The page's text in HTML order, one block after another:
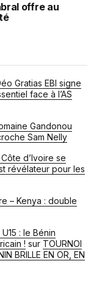
offre au
Gratias EBI signe
face à l’AS
Gandonou
Sam Nelly
d’Ivoire se
révélateur pour les
– Kenya : double
: le Bénin
! sur TOURNOI
BRILLE EN OR, EN